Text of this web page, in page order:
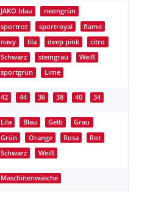
JAKO blau
neongrün
sportrot
sportroyal
flame
navy
lila deep pink
citro
Schwarz
steingrau
Weiß
sportgrün
Lime
42 44 36 38 40 34
Lila Blau Gelb
Grau
Grün
Orange Rosa
Rot
Schwarz
Weiß
Maschinenwäsche